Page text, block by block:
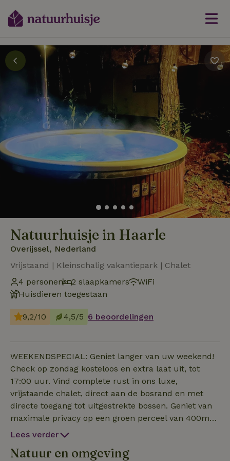
Natuurhuisje in Haarle
Overijssel, Nederland
Vrijstaand | Kleinschalig vakantiepark | Chalet
4 personen
2 slaapkamers
WiFi
Huisdieren toegestaan
9,2/10 4,5/5 6 beoordelingen
WEEKENDSPECIAL: Geniet langer van uw weekend!
Check op zondag kosteloos en extra laat uit, tot
17:00 uur. Vind complete rust in ons luxe,
vrijstaande chalet, direct aan de bosrand en met
directe toegang tot uitgestrekte bossen. Geniet van
maximale privacy op een groen perceel van 400m²
op een kleinschalig, rustig park. De riante tuin is uw
bubbels, steek de BBQ aan of relax in de
Lees verder
Natuur en omgeving